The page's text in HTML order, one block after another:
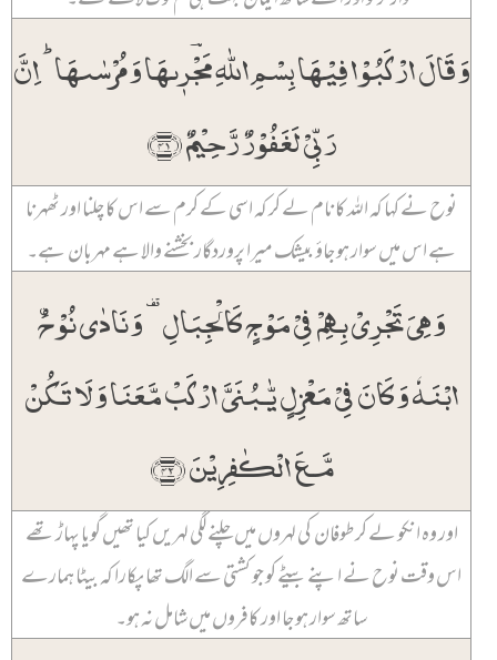
وَ قَالَ ارۡکَبُوۡا فِیۡہَا بِسۡمِ اللّٰہِ مَ‍‍جۡؔرٖىہَا وَ مُرۡسٰىہَا ؕ اِنَّ
رَبِّیۡ لَغَفُوۡرٌ رَّحِیۡمٌ ﴿۴۱﴾
نوح نے کہا کہ اللہ کا نام لے کر کہ اسی کے کرم سے اس کا چلنا اور ٹھہرنا
ہے اس میں سوار ہو جاؤ بیشک میرا پروردگار بخشنے والا ہے مہربان ہے۔
وَ ہِیَ تَجۡرِیۡ بِہِمۡ فِیۡ مَوۡجٍ کَالۡجِبَالِ ۟ وَ نَادٰی نُوۡحُۨ
ابۡنَہٗ وَ کَانَ فِیۡ مَعۡزِلٍ یّٰـبُنَیَّ ارۡکَبۡ مَّعَنَا وَ لَا تَکُنۡ
مَّعَ الۡکٰفِرِیۡنَ ﴿۴۲﴾
اور وہ انکو لے کر طوفان کی لہروں میں چلنے لگی لہریں کیا تھیں گویا پہاڑ تھے
اس وقت نوح نے اپنے بیٹے کو جو کشتی سے الگ تھا پکارا کہ بیٹا ہمارے
ساتھ سوار ہو جا اور کافروں میں شامل نہ ہو۔